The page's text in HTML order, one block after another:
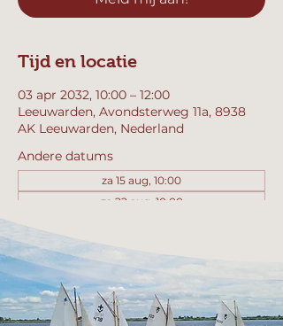
Tijd en locatie
03 apr 2032, 10:00 – 12:00
Leeuwarden, Avondsterweg 11a, 8938
AK Leeuwarden, Nederland
Andere datums
za 15 aug, 10:00
za 22 aug, 10:00
Bekijk alle 357 datums
Meld mij aan!